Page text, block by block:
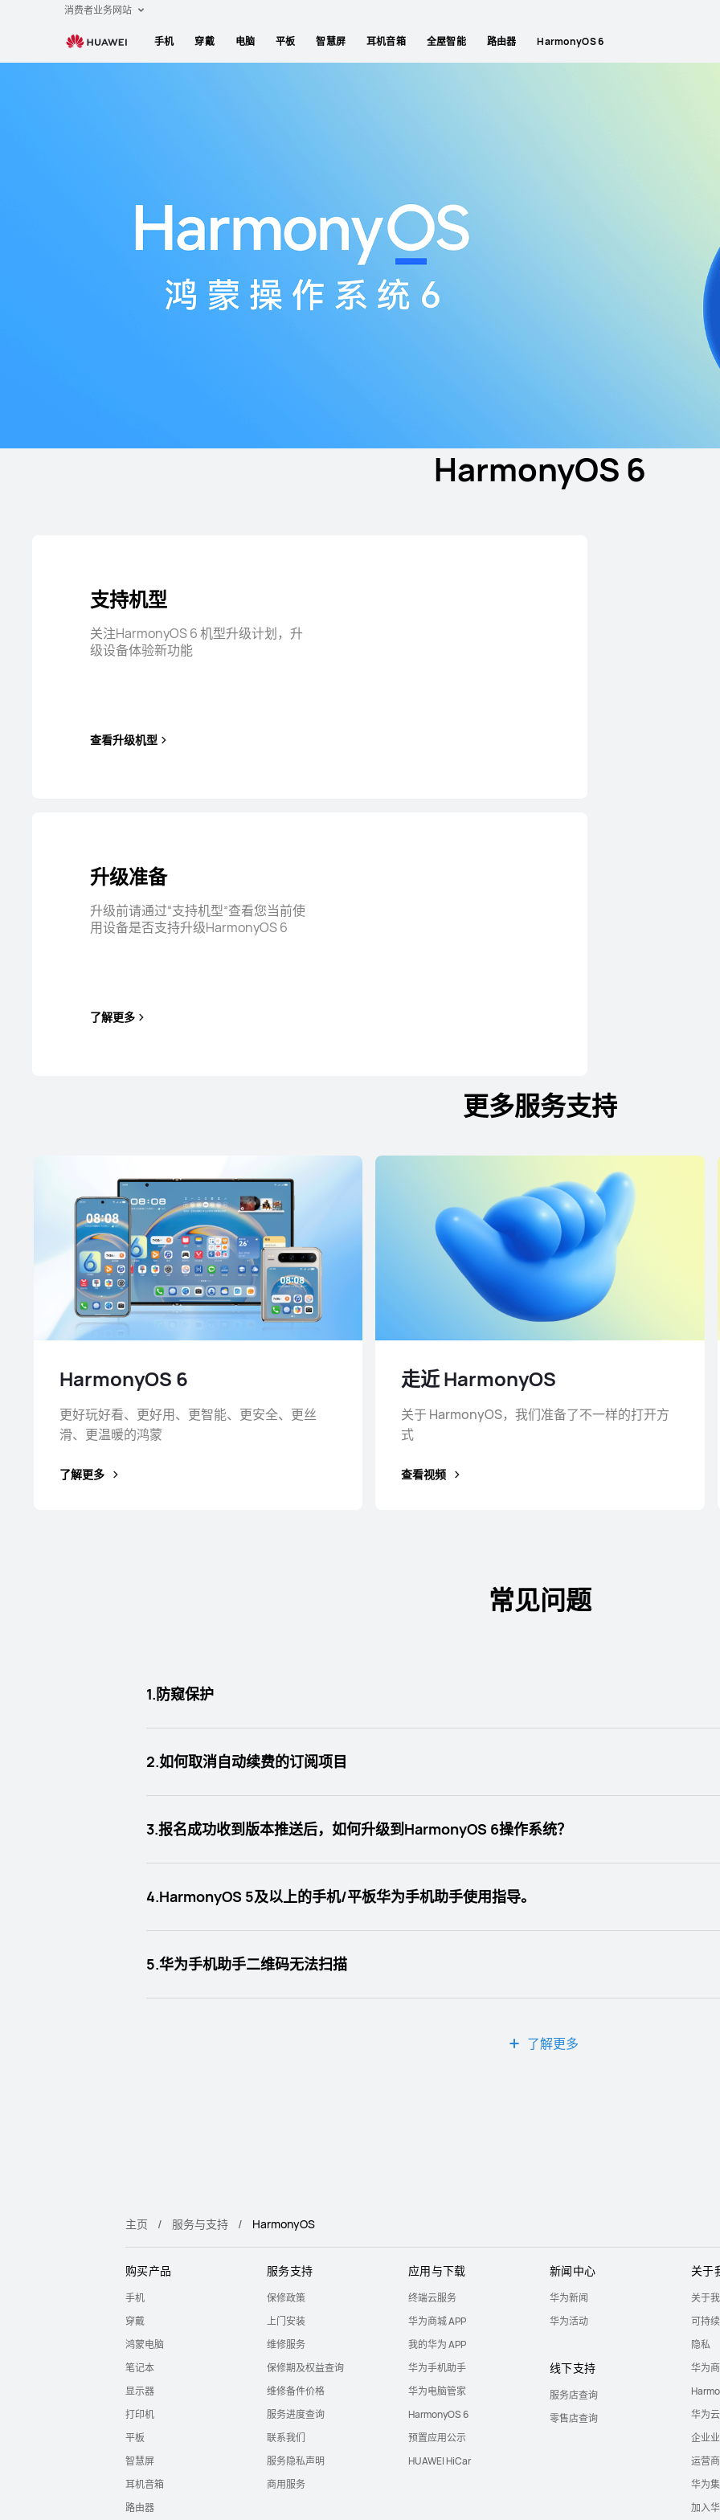
HarmonyOS消费者业务网站
手机 穿戴 电脑 平板 智慧屏 耳机音箱 全屋智能 路由器 HarmonyOS 6
HarmonyOS 6
支持机型
关注HarmonyOS 6 机型升级计划，升
级设备体验新功能
查看升级机型
升级准备
升级前请通过“支持机型”查看您当前使
用设备是否支持升级HarmonyOS 6
了解更多
更多服务支持
HarmonyOS 6
更好玩好看、更好用、更智能、更安全、更丝
滑、更温暖的鸿蒙
了解更多
走近 HarmonyOS
关于 HarmonyOS，我们准备了不一样的打开方
式
查看视频
常见问题
1.防窥保护
2.如何取消自动续费的订阅项目
3.报名成功收到版本推送后，如何升级到HarmonyOS 6操作系统？
4.HarmonyOS 5及以上的手机/平板华为手机助手使用指导。
5.华为手机助手二维码无法扫描
了解更多
主页 服务与支持 HarmonyOS
购买产品
手机
穿戴
鸿蒙电脑
笔记本
显示器
打印机
平板
智慧屏
耳机音箱
路由器
服务支持
保修政策
上门安装
维修服务
保修期及权益查询
维修备件价格
服务进度查询
联系我们
服务隐私声明
商用服务
应用与下载
终端云服务
华为商城 APP
我的华为 APP
华为手机助手
华为电脑管家
HarmonyOS 6
预置应用公示
HUAWEI HiCar
新闻中心
华为新闻
华为活动
线下支持
服务店查询
零售店查询
关于
关于
可持
隐私
华为
华为云
企业
运营
华为
加入